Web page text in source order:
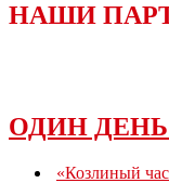
НАШИ
ОДИН
«Козлиный